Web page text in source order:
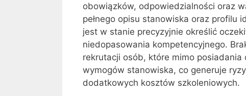
obowiązków, odpowiedzialności oraz
pełnego opisu stanowiska oraz profilu
jest w stanie precyzyjnie określić
niedopasowania kompetencyjnego.
rekrutacji osób, które mimo posiadania
wymogów stanowiska, co generuje
dodatkowych kosztów szkoleniowych.